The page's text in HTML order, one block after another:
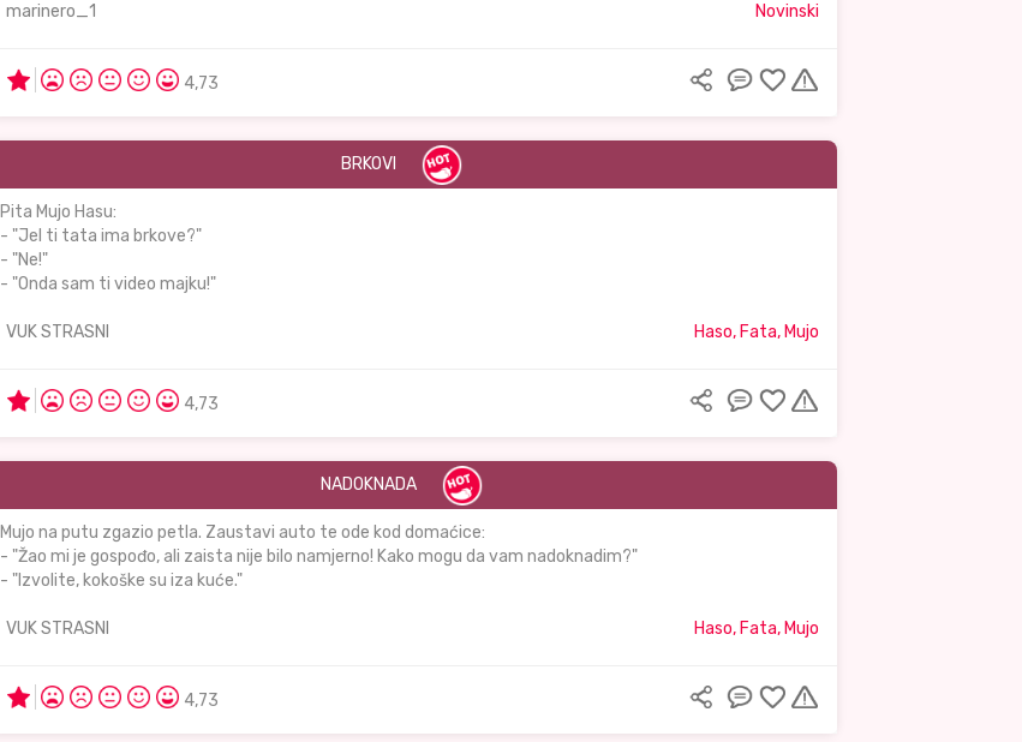
marinero_1 Novinski
4,73
BRKOVI
Pita Mujo Hasu:
- "Jel ti tata ima brkove?"
- "Ne!"
- "Onda sam ti video majku!"
VUK STRASNI Haso, Fata, Mujo
4,73
NADOKNADA
Mujo na putu zgazio petla. Zaustavi auto te ode kod domaćice:
- "Žao mi je gospođo, ali zaista nije bilo namjerno! Kako mogu da vam nadoknadim?"
- "Izvolite, kokoške su iza kuće."
VUK STRASNI Haso, Fata, Mujo
4,73